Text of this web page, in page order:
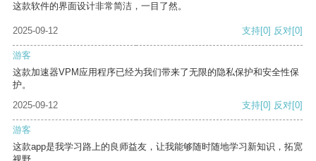
这款软件的界面设计非常简洁，一目了然。
2025-09-12 支持[0] 反对[0]
游客
这款加速器VPM应用程序已经为我们带来了无限的隐私保护和安全性保
护。
2025-09-12
支持[0] 反对[0]
游客
这款app是我学习路上的良师益友，让我能够随时随地学习新知识，拓宽